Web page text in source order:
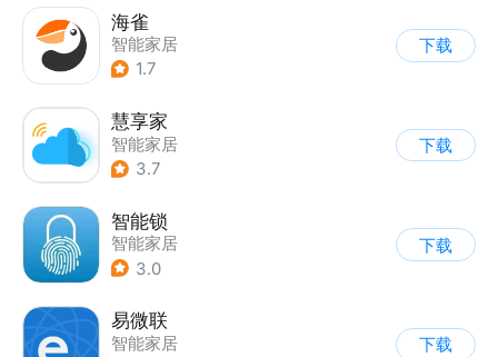
海雀
智能家居
1.7
下载
慧享家
智能家居
3.7
下载
智能锁
智能家居
3.0
下载
易微联
智能家居
下载